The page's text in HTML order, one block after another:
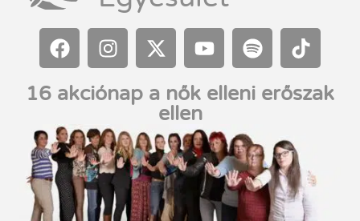
16 akciónap a nők elleni erőszak
ellen